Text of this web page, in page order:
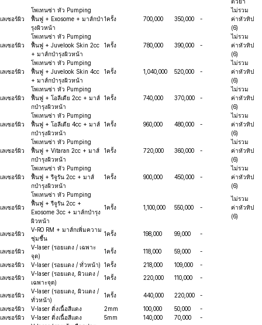
เลเซอร์ผิว
โพเทนซ่า หัว Pumping
ฟื้นฟู + Exosome + มาส์กบำ
รุงผิวหน้า
1ครั้ง 700,000 350,000 -
ไม่รวม
ค่าหัวทิป
(6)
เลเซอร์ผิว
โพเทนซ่า หัว Pumping
ฟื้นฟู + Juvelook Skin 2cc
+ มาส์กบำรุงผิวหน้า
1ครั้ง 780,000 390,000 -
ไม่รวม
ค่าหัวทิป
(6)
เลเซอร์ผิว
โพเทนซ่า หัว Pumping
ฟื้นฟู + Juvelook Skin 4cc
+ มาส์กบำรุงผิวหน้า
1ครั้ง 1,040,000 520,000 -
ไม่รวม
ค่าหัวทิป
(6)
เลเซอร์ผิว
โพเทนซ่า หัว Pumping
ฟื้นฟู + โอลีเดีย 2cc + มาส์
กบำรุงผิวหน้า
1ครั้ง 740,000 370,000 -
ไม่รวม
ค่าหัวทิป
(6)
เลเซอร์ผิว
โพเทนซ่า หัว Pumping
ฟื้นฟู + โอลีเดีย 4cc + มาส์
กบำรุงผิวหน้า
1ครั้ง 960,000 480,000 -
ไม่รวม
ค่าหัวทิป
(6)
เลเซอร์ผิว
โพเทนซ่า หัว Pumping
ฟื้นฟู + Vitaran 2cc + มาส์
กบำรุงผิวหน้า
1ครั้ง 720,000 360,000 -
ไม่รวม
ค่าหัวทิป
(6)
เลเซอร์ผิว
โพเทนซ่า หัว Pumping
ฟื้นฟู + รีจูรัน 2cc + มาส์
กบำรุงผิวหน้า
1ครั้ง 900,000 450,000 -
ไม่รวม
ค่าหัวทิป
(6)
เลเซอร์ผิว
โพเทนซ่า หัว Pumping
ฟื้นฟู + รีจูรัน 2cc +
Exosome 3cc + มาส์กบำรุง
ผิวหน้า
1ครั้ง 1,100,000 550,000 -
ไม่รวม
ค่าหัวทิป
(6)
เลเซอร์ผิว
V-RO RM + มาส์กเพิ่มความ
ชุ่มชื้น
1ครั้ง 198,000 99,000 -
เลเซอร์ผิว
V-laser (รอยแดง / เฉพาะ
จุด)
1ครั้ง 118,000 59,000 -
เลเซอร์ผิว V-laser (รอยแดง / ทั่วหน้า) 1ครั้ง 218,000 109,000
-
เลเซอร์ผิว
V-laser (รอยแดง, ผิวแดง /
เฉพาะจุด)
1ครั้ง 220,000 110,000 -
เลเซอร์ผิว
V-laser (รอยแดง, ผิวแดง /
ทั่วหน้า)
1ครั้ง 440,000 220,000 -
เลเซอร์ผิว V-laser ติ่งเนื้อสีแดง 2mm 100,000 50,000
-
เลเซอร์ผิว
V-laser ติ่งเนื้อสีแดง 5mm 140,000 70,000
-